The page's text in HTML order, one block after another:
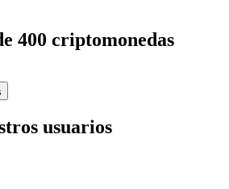
400 criptomonedas
usuarios